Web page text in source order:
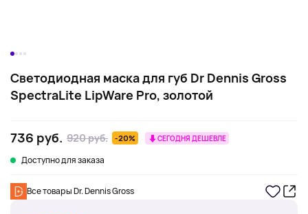
Светодиодная маска для губ Dr Dennis Gross
SpectraLite LipWare Pro, золотой
736 руб. 920 руб. -20% СЕГОДНЯ ДЕШЕВЛЕ
Доступно для заказа
Все товары Dr. Dennis Gross